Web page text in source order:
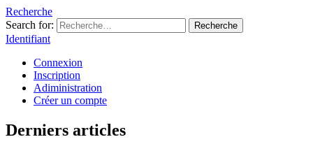
Recherche
Search for:
Recherche
Identifiant
Connexion
Inscription
Adiministration
Créer un compte
Derniers articles